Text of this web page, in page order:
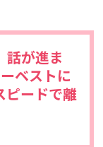
話が進ま
ベストに
ピードで離